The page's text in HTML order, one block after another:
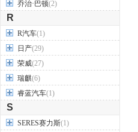
乔治·巴顿(2)
R
R汽车(1)
日产(29)
荣威(27)
瑞麒(6)
睿蓝汽车(1)
S
SERES赛力斯(1)